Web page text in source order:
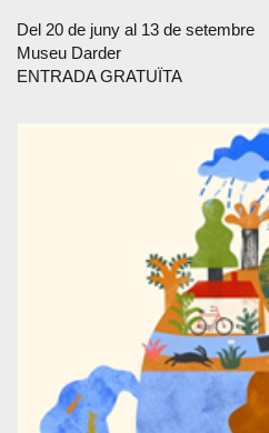
Del 20 de juny al 13 de setembre
Museu Darder
ENTRADA GRATUÏTA